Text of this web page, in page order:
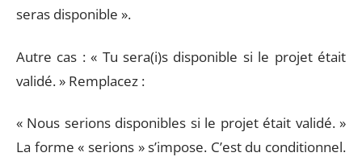
seras disponible ».
Autre cas : « Tu sera(i)s disponible si le projet était
validé. » Remplacez :
« Nous serions disponibles si le projet était validé. »
La forme « serions » s’impose. C’est du conditionnel.